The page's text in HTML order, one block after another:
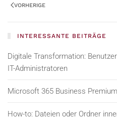
VORHERIGE
INTERESSANTE BEITRÄGE
Digitale Transformation:
IT-Administratoren
Microsoft 365 Business
How-to: Dateien oder Ordner